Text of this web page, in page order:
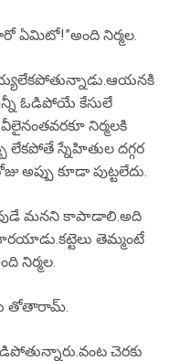
ఏమిటో!”అంది నిర్మల.
ఓడిపోయే కేసులే
నిర్మలకి
స్నేహితుల దగ్గర
అప్పు కూడా పుట్టలేదు.
మనని కాపాడాలి.అది
తెమ్మంటే
నిర్మల.
తోతారామ్.
చెరకు